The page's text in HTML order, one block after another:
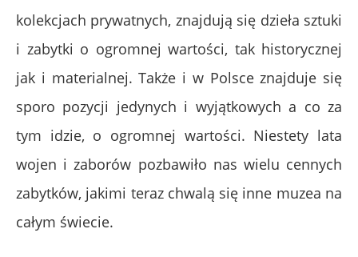
kolekcjach prywatnych, znajdują się dzieła sztuki
i zabytki o ogromnej wartości, tak historycznej
jak i materialnej. Także i w Polsce znajduje się
sporo pozycji jedynych i wyjątkowych a co za
tym idzie, o ogromnej wartości. Niestety lata
wojen i zaborów pozbawiło nas wielu cennych
zabytków, jakimi teraz chwalą się inne muzea na
całym świecie.